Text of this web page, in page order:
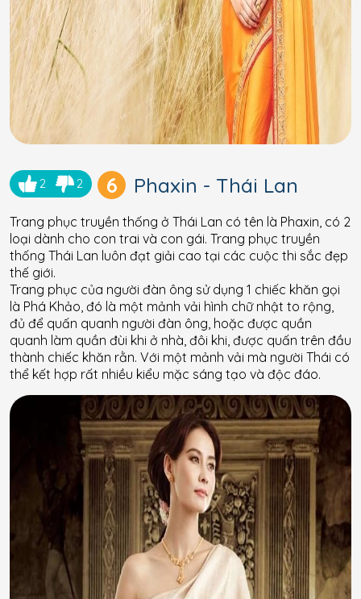
2 2 6 Phaxin - Thái Lan
Trang phục truyền thống ở Thái Lan có tên là Phaxin, có 2
loại dành cho con trai và con gái. Trang phục truyền
thống Thái Lan luôn đạt giải cao tại các cuộc thi sắc đẹp
thế giới.
Trang phục của người đàn ông sử dụng 1 chiếc khăn gọi
là Phá Khảo, đó là một mảnh vải hình chữ nhật to rộng,
đủ để quấn quanh người đàn ông, hoặc được quần
quanh làm quần đùi khi ở nhà, đôi khi, được quấn trên đầu
thành chiếc khăn rằn. Với một mảnh vải mà người Thái có
thể kết hợp rất nhiều kiểu mặc sáng tạo và độc đáo.